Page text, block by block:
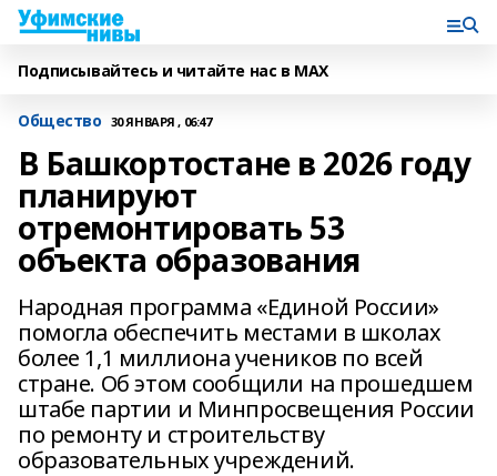
Подписывайтесь и читайте нас в MAX
Общество 30 ЯНВАРЯ , 06:47
В Башкортостане в 2026 году
планируют
отремонтировать 53
объекта образования
Народная программа «Единой России»
помогла обеспечить местами в школах
более 1,1 миллиона учеников по всей
стране. Об этом сообщили на прошедшем
штабе партии и Минпросвещения России
по ремонту и строительству
образовательных учреждений.